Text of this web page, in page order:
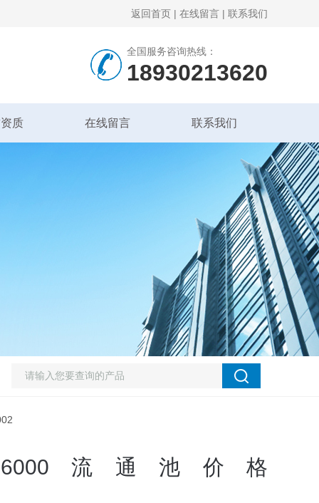
返回首页 | 在线留言 | 联系我们
全国服务咨询热线：
18930213620
质 在线留言 联系我们
流通池价格